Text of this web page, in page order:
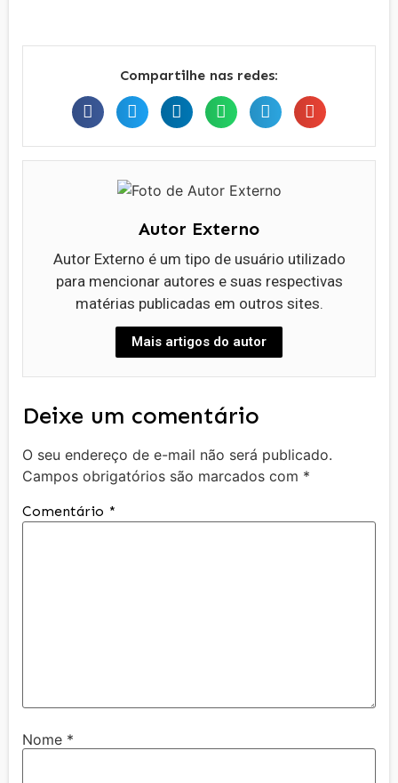
Compartilhe nas redes:
Autor Externo
Autor Externo é um tipo de usuário utilizado
para mencionar autores e suas respectivas
matérias publicadas em outros sites.
Mais artigos do autor
Deixe um comentário
O seu endereço de e-mail não será publicado.
Campos obrigatórios são marcados com *
Comentário *
Nome *